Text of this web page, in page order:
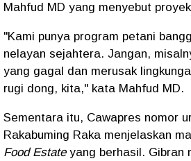
Mahfud MD yang menyebut
"Kami punya program petani
nelayan sejahtera. Jangan,
yang gagal dan merusak
rugi dong, kita," kata Mahfud MD.
Sementara itu, Cawapres nomor
Rakabuming Raka menjelaskan
Food Estate yang berhasil. Gibran